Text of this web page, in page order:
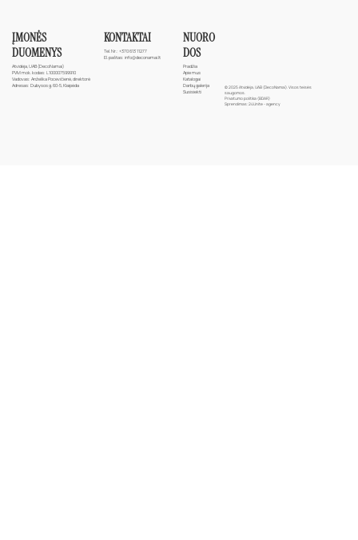
ĮMONĖS
DUOMENYS
Atvidėja, UAB (DecoNamai)
PVM mok. kodas: L100007599910
Vadovas: Anželika Pocevičienė, direktorė
Adresas: Dubysos g. 60-5, Klaipėda
KONTAKTAI
Tel. Nr.: +370 613 11277
El. paštas: info@deconamai.lt
NUORO
DOS
Pradžia
Apie mus
Katalogai
Darbų galerija
Susisiekti
© 2025 Atvidėja, UAB (DecoNamai). Visos teisės
saugomos.
Privatumo politika (BDAR)
Sprendimas:24Unite - agency